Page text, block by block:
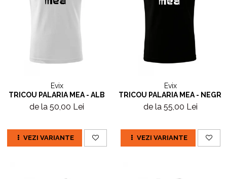
Evix
TRICOU PALARIA MEA - ALB
de la 50,00 Lei
VEZI VARIANTE
Evix
TRICOU PALARIA MEA - NEGRU
de la 55,00 Lei
VEZI VARIANTE